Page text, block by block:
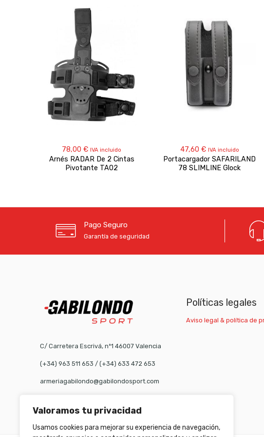
Valoramos tu privacidad
Usamos cookies para mejorar su experiencia de navegación,
78,00 € IVA incluido
Arnés RADAR De 2 Cintas
Pivotante TA02
47,60 € IVA incluido
Portacargador SAFARILAND
78 SLIMLINE Glock
Pago Seguro
Garantía de seguridad
C/ Carretera Escrivá, nº1 46007 Valencia
(+34) 963 511 653 / (+34) 633 472 653
armeriagabilondo@gabilondosport.com
Políticas legales
Aviso legal & política de